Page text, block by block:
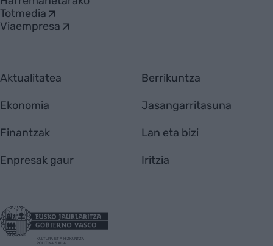
Totmedia
Viaempresa
Aktualitatea
Ekonomia
Finantzak
Enpresak gaur
Berrikuntza
Jasangarritasuna
Lan eta bizi
Iritzia